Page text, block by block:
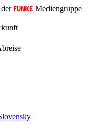
Mediengruppe